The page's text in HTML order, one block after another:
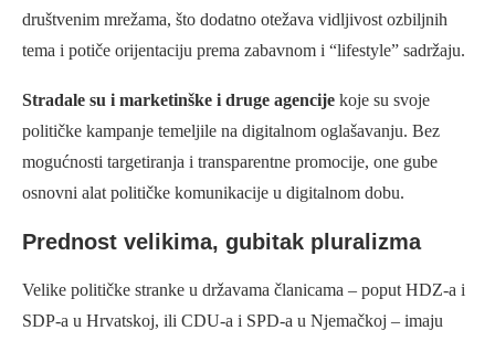
društvenim mrežama, što dodatno otežava vidljivost ozbiljnih
tema i potiče orijentaciju prema zabavnom i “lifestyle” sadržaju.
Stradale su i marketinške i druge agencije koje su svoje
političke kampanje temeljile na digitalnom oglašavanju. Bez
mogućnosti targetiranja i transparentne promocije, one gube
osnovni alat političke komunikacije u digitalnom dobu.
Prednost velikima, gubitak pluralizma
Velike političke stranke u državama članicama – poput HDZ-a i
SDP-a u Hrvatskoj, ili CDU-a i SPD-a u Njemačkoj – imaju